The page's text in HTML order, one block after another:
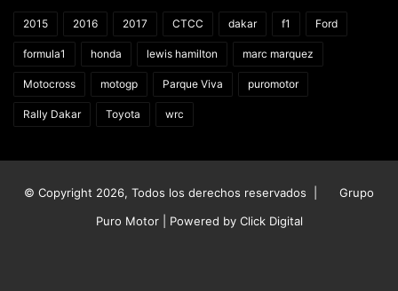
2015 2016 2017 CTCC dakar f1 Ford
formula1 honda lewis hamilton marc marquez
Motocross motogp Parque Viva puromotor
Rally Dakar Toyota wrc
© Copyright 2026, Todos los derechos reservados |
Grupo
Puro Motor | Powered by Click Digital